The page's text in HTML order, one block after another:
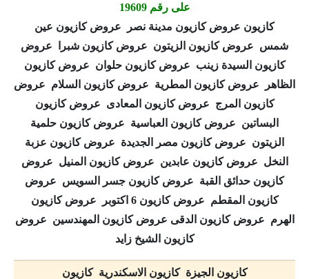
على رقم 19609
كازيون عروض كازيون مدينة نصر عروض كازيون عين
شمس عروض كازيون الزيتون عروض كازيون شبرا عروض
كازيون السيدة زينب عروض كازيون حلوان عروض كازيون
الظاهر عروض كازيون المطرية عروض كازيون السلام عروض
كازيون المرج عروض كازيون المعادى عروض كازيون
البساتين عروض كازيون العباسية عروض كازيون حلمية
الزيتون عروض كازيون مصر الجديدة عروض كازيون عزبة
النخل عروض كازيون عابدين عروض كازيون المنيل عروض
كازيون حدائق القبة عروض كازيون جسر السويس عروض
كازيون المقطم عروض كازيون 6 اكتوبر عروض كازيون
الهرم عروض كازيون الدقى عروض كازيون المهندسين عروض
كازيون الشيخ زايد
كازيون الجيزة كازيون الاسكندرية كازيون